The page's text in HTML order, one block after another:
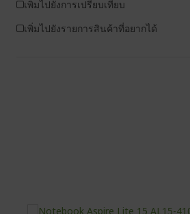
เพิ่มไปยังการเปรียบเทียบ
เพิ่มไปยังรายการสินค้าที่อยากได้